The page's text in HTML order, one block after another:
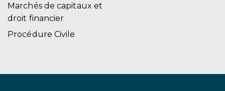
Marchés de capitaux et
droit financier
Procédure Civile